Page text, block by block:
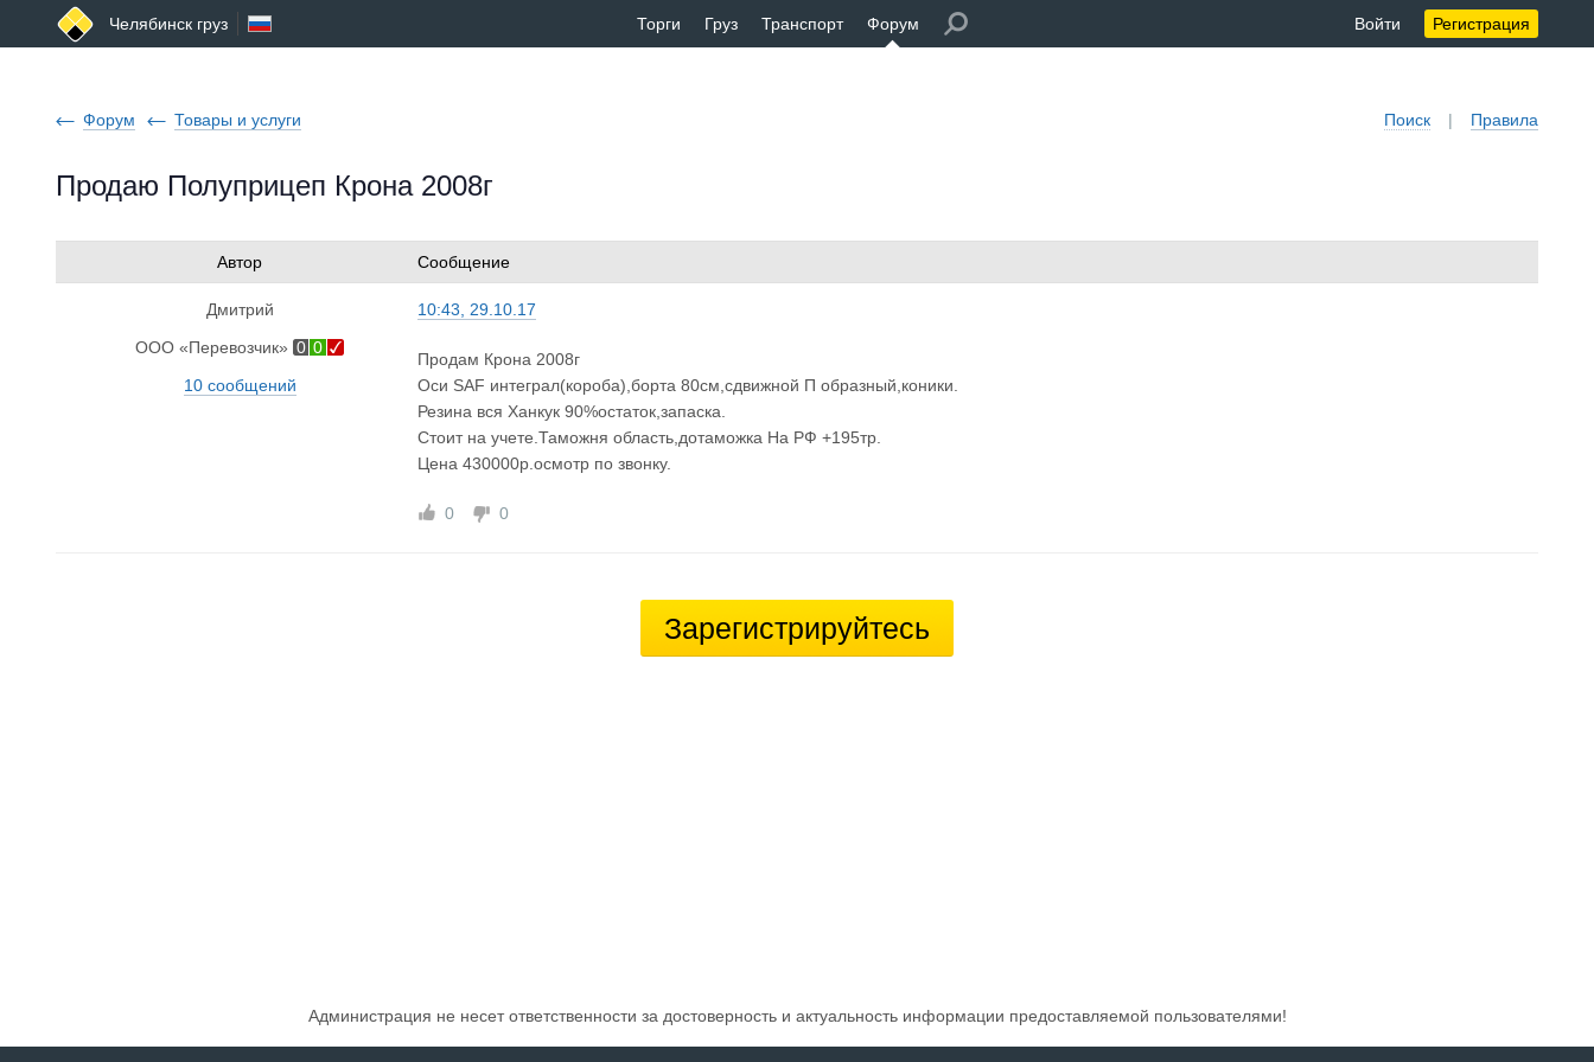
Челябинск груз Торги Груз Транспорт Форум Войти Регистрация
Поиск | Правила
Форум Товары и услуги
Продаю Полуприцеп Крона 2008г
Автор Сообщение
Дмитрий
ООО «Перевозчик» 0 0
10 сообщений
10:43, 29.10.17
Продам Крона 2008г
Оси SAF интеграл(короба),борта 80см,сдвижной П образный,коники.
Резина вся Ханкук 90%остаток,запаска.
Стоит на учете.Таможня область,дотаможка На РФ +195тр.
Цена 430000р.осмотр по звонку.
0 0
Зарегистрируйтесь
Администрация не несет ответственности за достоверность и актуальность информации предоставляемой пользователями!